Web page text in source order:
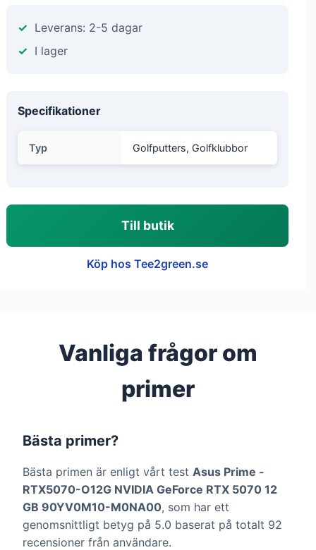
Leverans: 2-5 dagar
I lager
Specifikationer
Typ Golfputters, Golfklubbor
Till butik
Köp hos Tee2green.se
Vanliga frågor om
primer
Bästa primer?
Bästa primen är enligt vårt test Asus Prime -
RTX5070-O12G NVIDIA GeForce RTX 5070 12
GB 90YV0M10-M0NA00, som har ett
genomsnittligt betyg på 5.0 baserat på totalt 92
recensioner från användare.